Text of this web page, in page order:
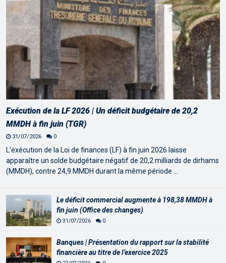
Exécution de la LF 2026 | Un déficit budgétaire de 20,2
MMDH à fin juin (TGR)
31/07/2026 0
L’exécution de la Loi de finances (LF) à fin juin 2026 laisse
apparaître un solde budgétaire négatif de 20,2 milliards de dirhams
(MMDH), contre 24,9 MMDH durant la même période …
Le déficit commercial augmente à 198,38 MMDH à
fin juin (Office des changes)
31/07/2026 0
Banques | Présentation du rapport sur la stabilité
financière au titre de l’exercice 2025